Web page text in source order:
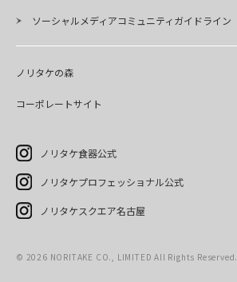
ソーシャルメディアコミュニティガイドライン
ノリタケの森
コーポレートサイト
ノリタケ食器公式
ノリタケプロフェッショナル公式
ノリタケスクエア名古屋
© 2026 NORITAKE CO., LIMITED All Rights Reserved.